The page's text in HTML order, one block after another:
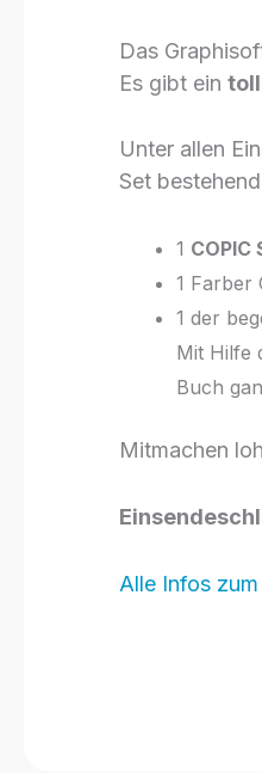
Das
Es gibt ein
Unter allen
Set
1
1 Farber
1 der
Mit Hilfe
Buch
Mitmachen
Alle Infos